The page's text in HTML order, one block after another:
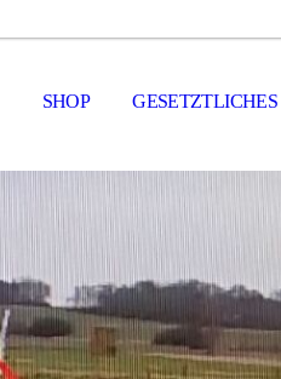
SHOP GESETZTLICHES